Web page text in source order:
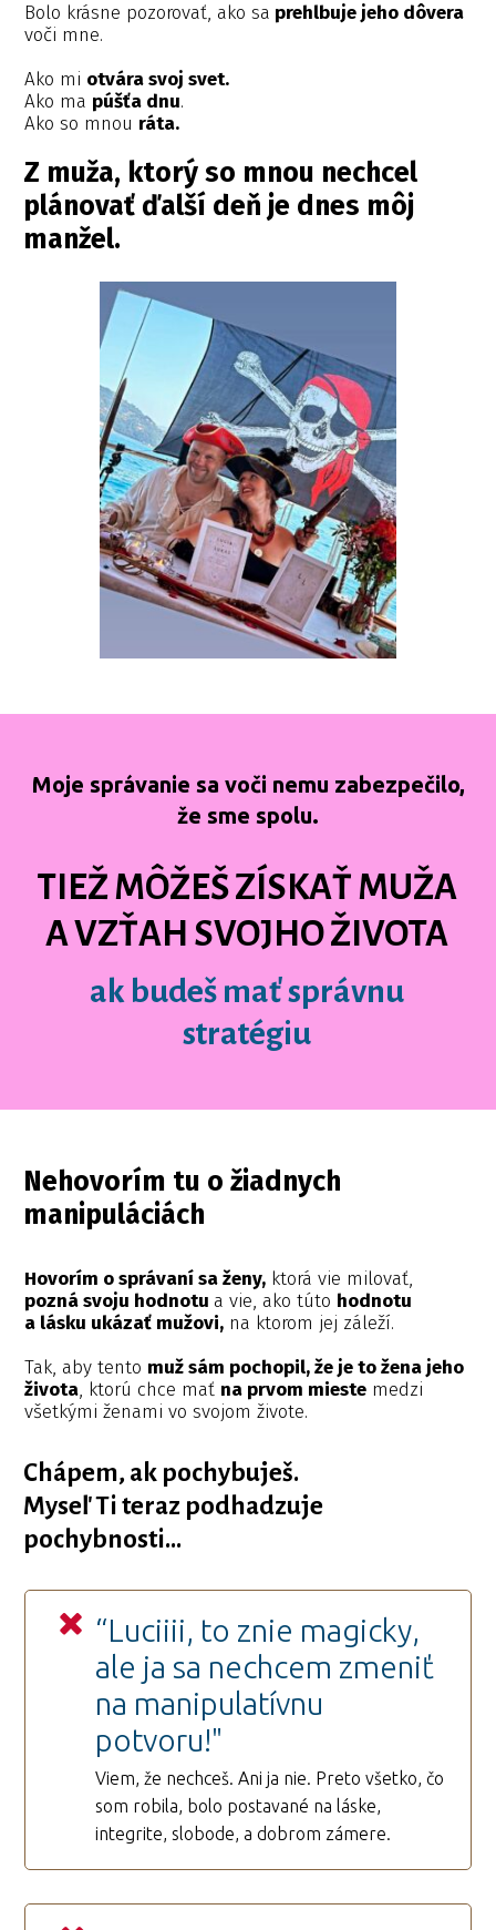
Bolo krásne pozorovať, ako sa prehlbuje jeho dôvera
voči mne.
Ako mi otvára svoj svet.
Ako ma púšťa dnu.
Ako so mnou ráta.
Z muža, ktorý so mnou nechcel
plánovať ďalší deň je dnes môj
manžel.
Moje správanie sa voči nemu zabezpečilo,
že sme spolu.
TIEŽ MÔŽEŠ ZÍSKAŤ MUŽA
A VZŤAH SVOJHO ŽIVOTA
ak budeš mať správnu
stratégiu
Nehovorím tu o žiadnych
manipuláciách
Hovorím o správaní sa ženy,ktorá vie milovať,
pozná svoju hodnotu a vie, ako túto hodnotu
a lásku ukázať mužovi,na ktorom jej záleží.
Tak, aby tento muž sám pochopil, že je to žena jeho
života, ktorú chce mať na prvom miestemedzi
všetkými ženami vo svojom živote.
Chápem, ak pochybuješ.
Myseľ Ti teraz podhadzuje
pochybnosti...
“Luciiii, to znie magicky,
ale ja sa nechcem zmeniť
na manipulatívnu
potvoru!"
Viem, že nechceš. Ani ja nie. Preto všetko, čo
som robila, bolo postavané na láske,
integrite, slobode, a dobrom zámere.